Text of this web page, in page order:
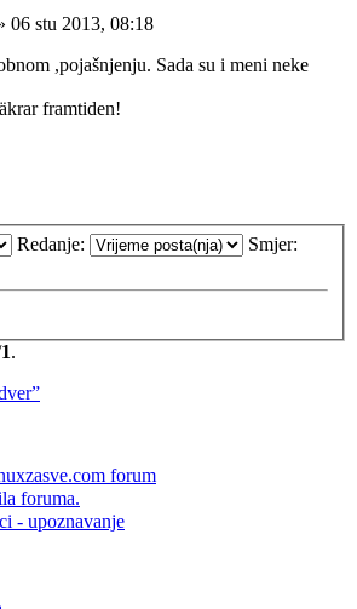
06 stu 2013, 08:18
,pojašnjenju. Sada su i meni neke
framtiden!
Redanje: Smjer:
1.
forum
foruma.
- upoznavanje